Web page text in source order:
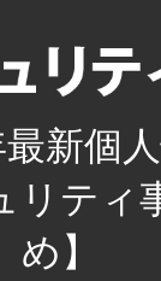
最新個
リティ
め】